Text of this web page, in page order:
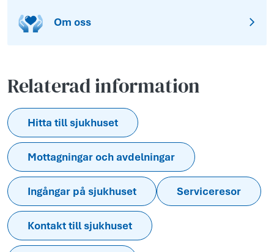
Om oss
Relaterad information
Hitta till sjukhuset
Mottagningar och avdelningar
Ingångar på sjukhuset Serviceresor
Kontakt till sjukhuset